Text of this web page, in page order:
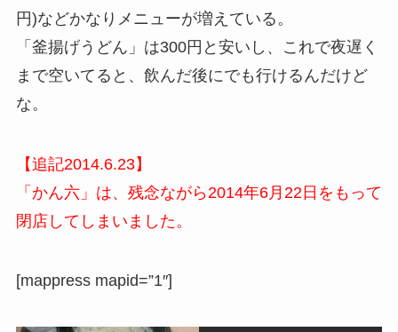
円)などかなりメニューが増えている。
「釜揚げうどん」は300円と安いし、これで夜遅く
まで空いてると、飲んだ後にでも行けるんだけど
な。
【追記2014.6.23】
「かん六」は、残念ながら2014年6月22日をもって
閉店してしまいました。
[mappress mapid=”1″]